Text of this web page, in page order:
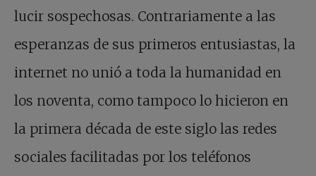
lucir sospechosas. Contrariamente a las
esperanzas de sus primeros entusiastas, la
internet no unió a toda la humanidad en
los noventa, como tampoco lo hicieron en
la primera década de este siglo las redes
sociales facilitadas por los teléfonos